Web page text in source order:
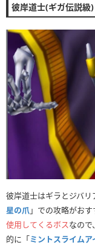
彼岸道士(ギガ伝説級)
彼岸道士はギラとジバ
星の爪 」での攻略がおす
使用してくるボスなの
的に「ミントスライムア